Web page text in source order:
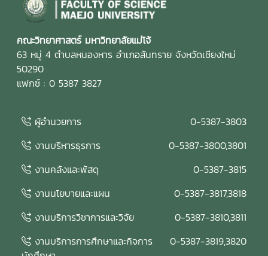
คณะวิทยาศาสตร์ มหาวิทยาลัยแม่โจ้
63 หมู่ 4 ตำบลหนองหาร อำเภอสันทราย จังหวัดเชียงใหม่
50290
แฟกซ์ : 0 5387 3827
ผู้อำนวยการ
0-5387-3803
งานบริหารธุรการ
0-5387-3800,3801
งานคลังและพัสดุ
0-5387-3815
งานนโยบายและแผน
0-5387-3817,3818
งานบริการวิชาการและวิจัย
0-5387-3810,3811
งานบริการการศึกษาและกิจการ
0-5387-3819,3820